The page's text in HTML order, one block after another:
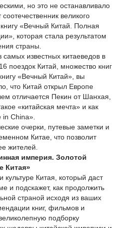
но это не останавливало
великого
«Вечный Китай. Полная
которая стала результатом
страны.
известных китаеведов в
поездок Китай, множество книг
«Вечный Китай», вы
что Китай открыл Европе
отличается Пекин от Шанхая,
«китайская мечта» и как
China».
очерки, путевые заметки и
Китае, что позволит
жителей.
империя. Золотой
Китая»
Китая, который даст
и подскажет, как продолжить
страной исходя из ваших
книг, фильмов и
подборку